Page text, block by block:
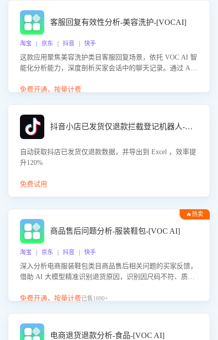
客服回复有效性分析-美容洗护-[VOCAI]
淘宝 | 京东 | 抖音 | 快手
这款应用聚焦美容洗护类目客服回复场景，依托 VOC AI 智
能化分析能力，深度剖析买家会话中的聊天记录。通过 AI
答的有效性与完整性，输出针对性改进策略，助力商家快速
免费开通，按量计费
抖音小店已发货仅退款拦截登记机器人-八爪鱼
自动获取抖店已发货仅退款数据，并导出到 Excel ，效率提
升120%
免费试用
🔥热卖
商品售后问题分析-服装鞋包-[VOC AI]
淘宝 | 京东 | 抖音 | 快手
深入分析电商服装鞋包类目商品售后相关问题的买家反馈，
借助 AI 大模型精准识别退货原因，识别因尺码不符、质量
议，助力商家优化产品或服务，实现销售额的显著提升。
免费开通，按量计费已售1690+
电商退货退款分析-食品-[VOC AI]